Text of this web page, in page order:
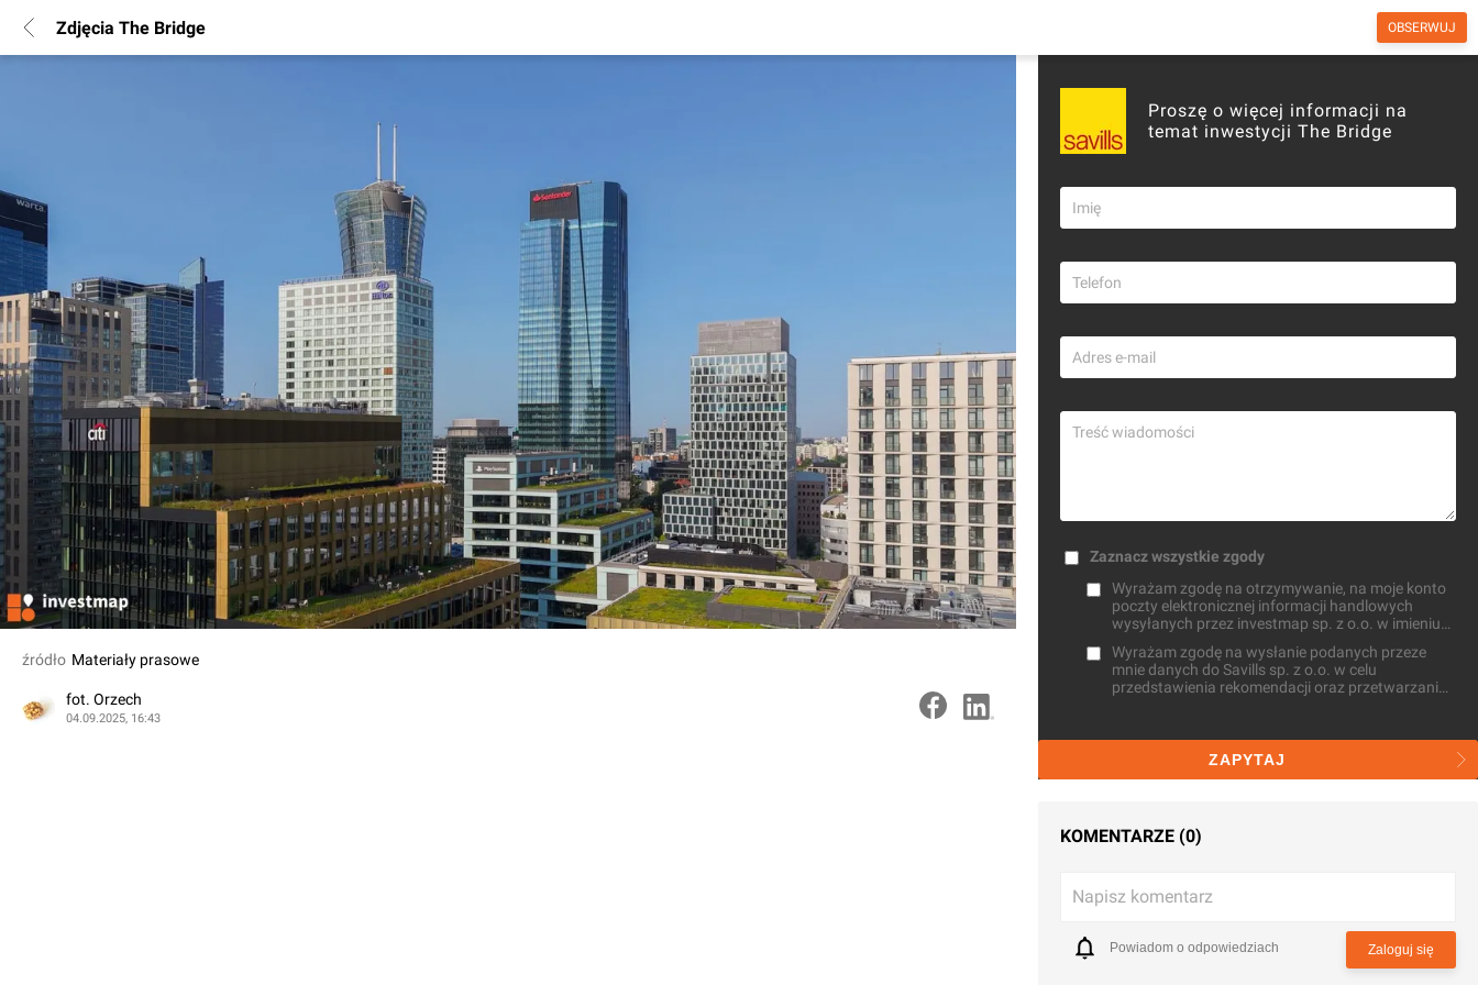
Biura
Warszawa
Wrocław
Poznań
Katowice
Gdańsk
Łódź
INFORMACJE
Regulamin
Polityka Prywatności
Kontakt
Marketing nieruchomości
Zdjęcia The Bridge OBSERWUJ
źródło Materiały prasowe
fot. Orzech
04.09.2025, 16:43
Proszę o więcej informacji na
temat inwestycji The Bridge
Zaznacz wszystkie zgody
Wyrażam zgodę na otrzymywanie, na moje konto
poczty elektronicznej informacji handlowych
wysyłanych przez investmap sp. z o.o. w imieniu
Wyrażam zgodę na wysłanie podanych przeze
mnie danych do Savills sp. z o.o. w celu
przedstawienia rekomendacji oraz przetwarzaniu
ZAPYTAJ
KOMENTARZE (0)
Napisz komentarz
Powiadom o odpowiedziach Zaloguj się